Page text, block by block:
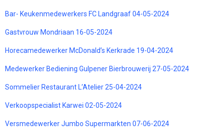
Bar- Keukenmedewerkers FC Landgraaf 04-05-2024
Gastvrouw Mondriaan 16-05-2024
Horecamedewerker McDonald’s Kerkrade 19-04-2024
Medewerker Bediening Gulpener Bierbrouwerij 27-05-2024
Sommelier Restaurant L’Atelier 25-04-2024
Verkoopspecialist Karwei 02-05-2024
Versmedewerker Jumbo Supermarkten 07-06-2024